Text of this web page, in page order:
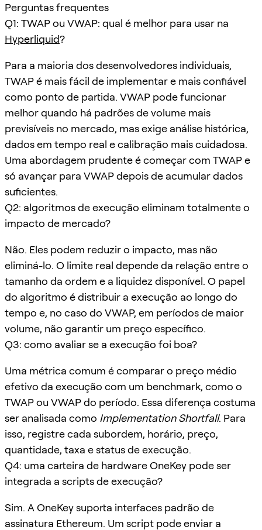
Perguntas frequentes
Q1: TWAP ou VWAP: qual é melhor para usar na
Hyperliquid?
Para a maioria dos desenvolvedores individuais,
TWAP é mais fácil de implementar e mais confiável
como ponto de partida. VWAP pode funcionar
melhor quando há padrões de volume mais
previsíveis no mercado, mas exige análise histórica,
dados em tempo real e calibração mais cuidadosa.
Uma abordagem prudente é começar com TWAP e
só avançar para VWAP depois de acumular dados
suficientes.
Q2: algoritmos de execução eliminam totalmente o
impacto de mercado?
Não. Eles podem reduzir o impacto, mas não
eliminá-lo. O limite real depende da relação entre o
tamanho da ordem e a liquidez disponível. O papel
do algoritmo é distribuir a execução ao longo do
tempo e, no caso do VWAP, em períodos de maior
volume, não garantir um preço específico.
Q3: como avaliar se a execução foi boa?
Uma métrica comum é comparar o preço médio
efetivo da execução com um benchmark, como o
TWAP ou VWAP do período. Essa diferença costuma
ser analisada como Implementation Shortfall. Para
isso, registre cada subordem, horário, preço,
quantidade, taxa e status de execução.
Q4: uma carteira de hardware OneKey pode ser
integrada a scripts de execução?
Sim. A OneKey suporta interfaces padrão de
assinatura Ethereum. Um script pode enviar a